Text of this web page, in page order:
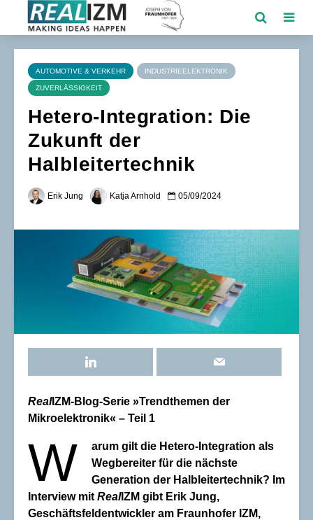
AUTOMOTIVE & VERKEHR INDUSTRIEELEKTRONIK
ZUVERLÄSSIGKEIT
Hetero-Integration: Die
Zukunft der
Halbleitertechnik
Erik Jung Katja Arnhold 05/09/2024
RealIZM-Blog-Serie »Trendthemen der
Mikroelektronik« – Teil 1
W
arum gilt die Hetero-Integration als
Wegbereiter für die nächste
Generation der Halbleitertechnik? Im
Interview mit RealIZM gibt Erik Jung,
Geschäftsfeldentwickler am Fraunhofer IZM,